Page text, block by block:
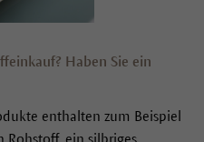
Haben Sie ein
enthalten zum Beispiel
Rohstoff, ein silbriges